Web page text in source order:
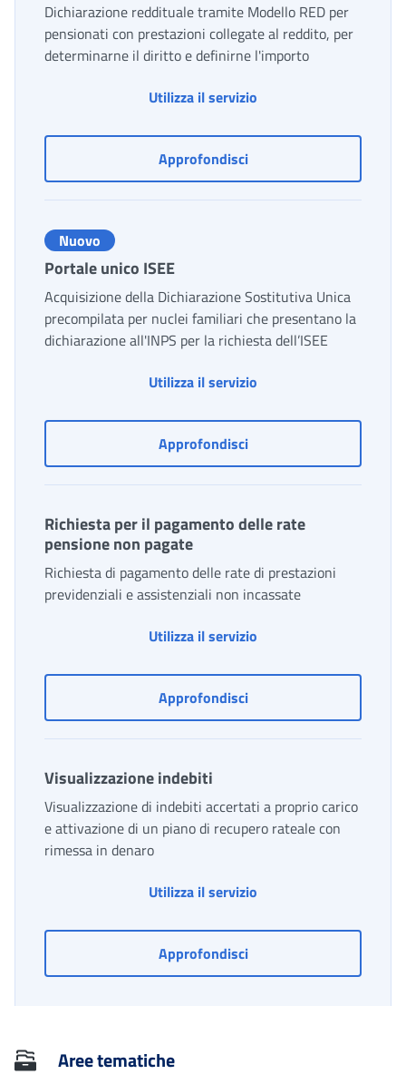
Dichiarazione reddituale tramite Modello RED per
pensionati con prestazioni collegate al reddito, per
determinarne il diritto e definirne l'importo
Utilizza il servizio
ApprofondisciLa dichiarazione della
Nuovo
Portale unico ISEE
Acquisizione della Dichiarazione Sostitutiva Unica
precompilata per nuclei familiari che presentano la
dichiarazione all'INPS per la richiesta dell’ISEE
Utilizza il servizio
ApprofondisciPortale unico ISEE
Richiesta per il pagamento delle rate
pensione non pagate
Richiesta di pagamento delle rate di prestazioni
previdenziali e assistenziali non incassate
Utilizza il servizio
ApprofondisciRichiesta per il
Visualizzazione indebiti
Visualizzazione di indebiti accertati a proprio carico
e attivazione di un piano di recupero rateale con
rimessa in denaro
Utilizza il servizio
ApprofondisciVisualizzazione indebiti
Aree tematiche